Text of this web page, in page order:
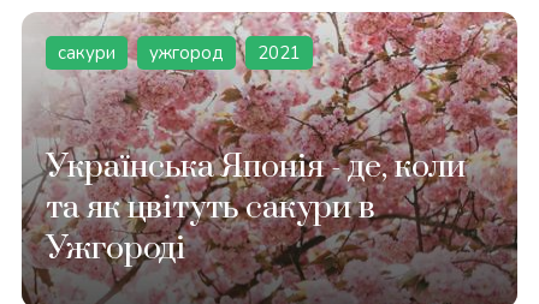
сакури ужгород 2021
Українська Японія - де, коли
та як цвітуть сакури в
Ужгороді